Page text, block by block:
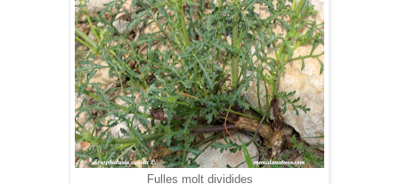
Fulles molt dividides